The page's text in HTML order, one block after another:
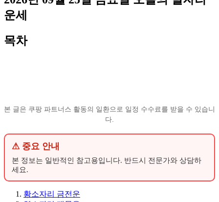
운세
목차
본 글은 쿠팡 파트너스 활동의 일환으로 일정 수수료를 받을 수 있습니
다.
⚠ 중요 안내
본 정보는 일반적인 참고용입니다. 반드시 전문가와 상담하
세요.
황소자리 금전운